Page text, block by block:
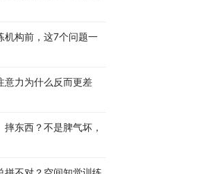
机构前，这7个问题一
意力为什么反而更差
东西？不是脾气坏，